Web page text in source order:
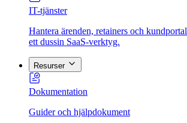
IT-tjänster
Hantera ärenden, retainers och
ett dussin SaaS-verktyg.
Resurser
Dokumentation
Guider och hjälpdokument